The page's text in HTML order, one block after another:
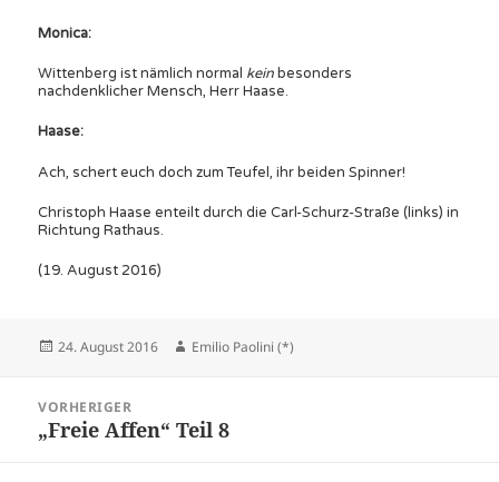
Monica:
Wittenberg ist nämlich normal kein besonders
nachdenklicher Mensch, Herr Haase.
Haase:
Ach, schert euch doch zum Teufel, ihr beiden Spinner!
Christoph Haase enteilt durch die Carl-Schurz-Straße (links) in
Richtung Rathaus.
(19. August 2016)
Veröffentlicht
24. August 2016 Autor
Emilio Paolini (*)
VORHERIGER
Vorheriger
„Freie Affen“ Teil 8